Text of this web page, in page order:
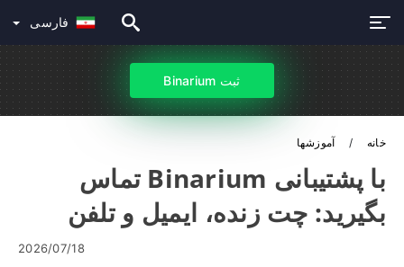
فارسی
ثبت Binarium
خانه آموزشها
با پشتیبانی Binarium تماس
بگیرید: چت زنده، ایمیل و تلفن
2026/07/18